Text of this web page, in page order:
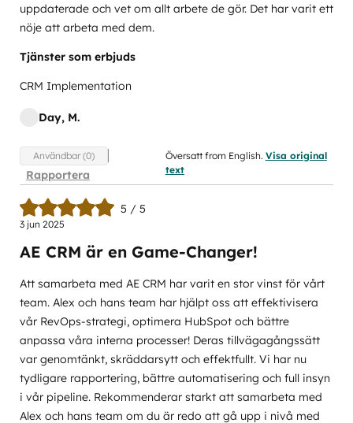
uppdaterade och vet om allt arbete de gör. Det har varit ett
nöje att arbeta med dem.
Tjänster som erbjuds
CRM Implementation
Day, M.
Användbar (0)
Rapportera
Översatt from English. Visa original
text
5 / 5
3 jun 2025
AE CRM är en Game-Changer!
Att samarbeta med AE CRM har varit en stor vinst för vårt
team. Alex och hans team har hjälpt oss att effektivisera
vår RevOps-strategi, optimera HubSpot och bättre
anpassa våra interna processer! Deras tillvägagångssätt
var genomtänkt, skräddarsytt och effektfullt. Vi har nu
tydligare rapportering, bättre automatisering och full insyn
i vår pipeline. Rekommenderar starkt att samarbeta med
Alex och hans team om du är redo att gå upp i nivå med